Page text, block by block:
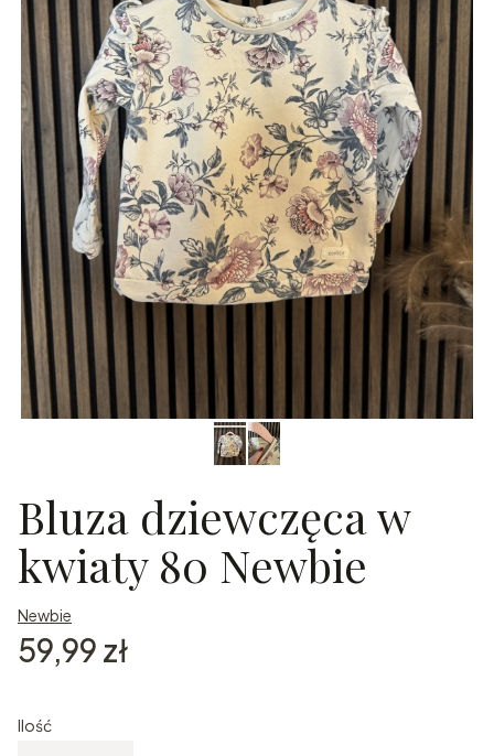
Bluza dziewczęca w
kwiaty 80 Newbie
Newbie
Cena
59,99 zł
Ilość